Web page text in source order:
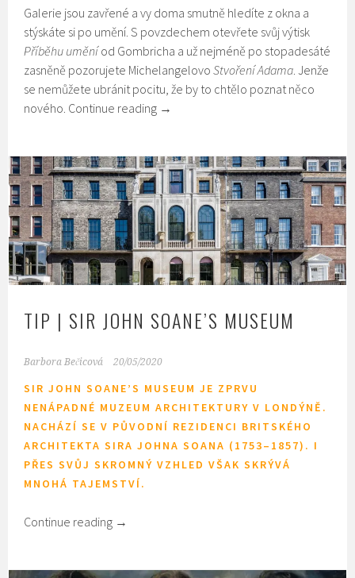
Galerie jsou zavřené a vy doma smutně hledíte z okna a
stýskáte si po umění. S povzdechem otevřete svůj výtisk
Příběhu uměníod Gombricha a už nejméně po stopadesáté
zasněně pozorujete MichelangelovoStvoření Adama . Jenže
se nemůžete ubránit pocitu, že by to chtělo poznat něco
nového. Continue reading →
TIP | SIR JOHN SOANE’S MUSEUM
Barbora Bečicová 20/05/2020
SIR JOHN SOANE’S MUSEUM JE ZPRVU
NENÁPADNÉ MUZEUM ARCHITEKTURY V LONDÝNĚ.
NACHÁZÍ SE V PŮVODNÍ REZIDENCI BRITSKÉHO
ARCHITEKTA SIRA JOHNA SOANA (1753–1857). I
PŘES SVŮJ SKROMNÝ VZHLED VŠAK SKRÝVÁ
MNOHÁ TAJEMSTVÍ.
Continue reading →